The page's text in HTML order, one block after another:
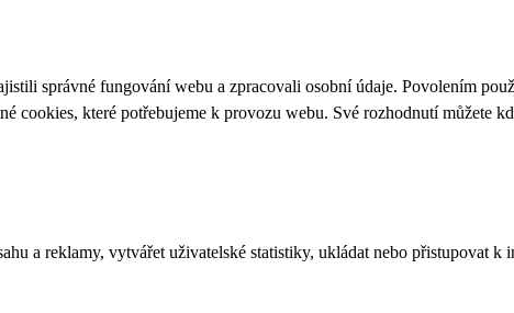
správné fungování webu a zpracovali osobní údaje. Povolením
cookies, které potřebujeme k provozu webu. Své rozhodnutí můžete
a reklamy, vytvářet uživatelské statistiky, ukládat nebo přistupovat k